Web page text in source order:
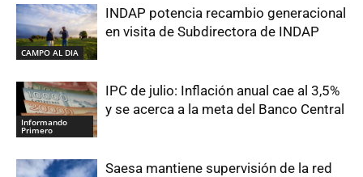
CAMPO AL DIA
INDAP potencia recambio generacional
en visita de Subdirectora de INDAP
Informando
Primero
IPC de julio: Inflación anual cae al 3,5%
y se acerca a la meta del Banco Central
Saesa mantiene supervisión de la red